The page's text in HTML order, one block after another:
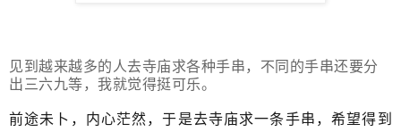
见到越来越多的人去寺庙求各种手串，不同的手串还要分
出三六九等，我就觉得挺可乐。
前途未卜，内心茫然，于是去寺庙求一条手串，希望得到